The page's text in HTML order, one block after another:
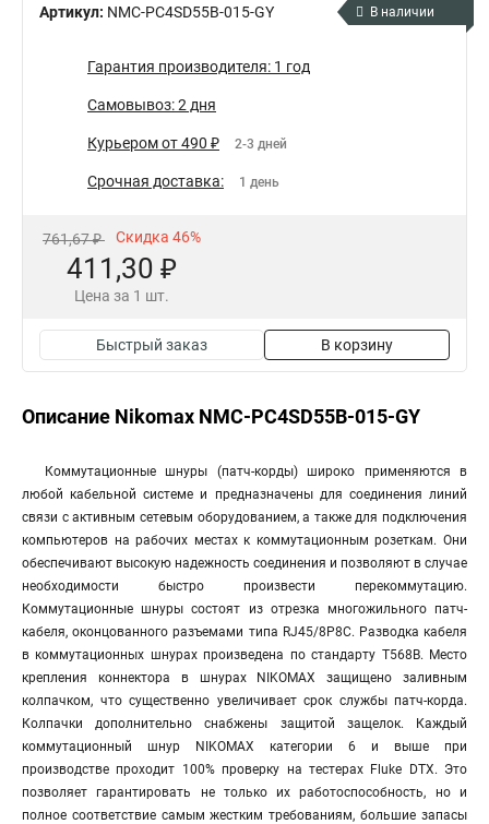
Артикул: NMC-PC4SD55B-015-GY В наличии
Гарантия производителя: 1 год
Самовывоз: 2 дня
Курьером от 490 ₽ 2-3 дней
Срочная доставка: 1 день
761,67 ₽ Скидка 46%
411,30 ₽
Цена за 1 шт.
Быстрый заказ В корзину
Описание Nikomax NMC-PC4SD55B-015-GY
Коммутационные шнуры (патч-корды) широко применяются в
любой кабельной системе и предназначены для соединения линий
связи с активным сетевым оборудованием, а также для подключения
компьютеров на рабочих местах к коммутационным розеткам. Они
обеспечивают высокую надежность соединения и позволяют в случае
необходимости быстро произвести перекоммутацию.
Коммутационные шнуры состоят из отрезка многожильного патч-
кабеля, оконцованного разъемами типа RJ45/8P8C. Разводка кабеля
в коммутационных шнурах произведена по стандарту T568B. Место
крепления коннектора в шнурах NIKOMAX защищено заливным
колпачком, что существенно увеличивает срок службы патч-корда.
Колпачки дополнительно снабжены защитой защелок. Каждый
коммутационный шнур NIKOMAX категории 6 и выше при
производстве проходит 100% проверку на тестерах Fluke DTX. Это
позволяет гарантировать не только их работоспособность, но и
полное соответствие самым жестким требованиям, большие запасы